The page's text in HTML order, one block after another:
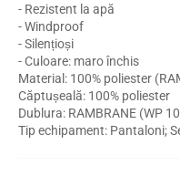
- Rezistent la apă
- Windproof
- Silențioși
- Culoare: maro închis
Material: 100% poliester
Căptușeală: 100% poliester
Dublura: RAMBRANE (WP
Tip echipament: Pantaloni;